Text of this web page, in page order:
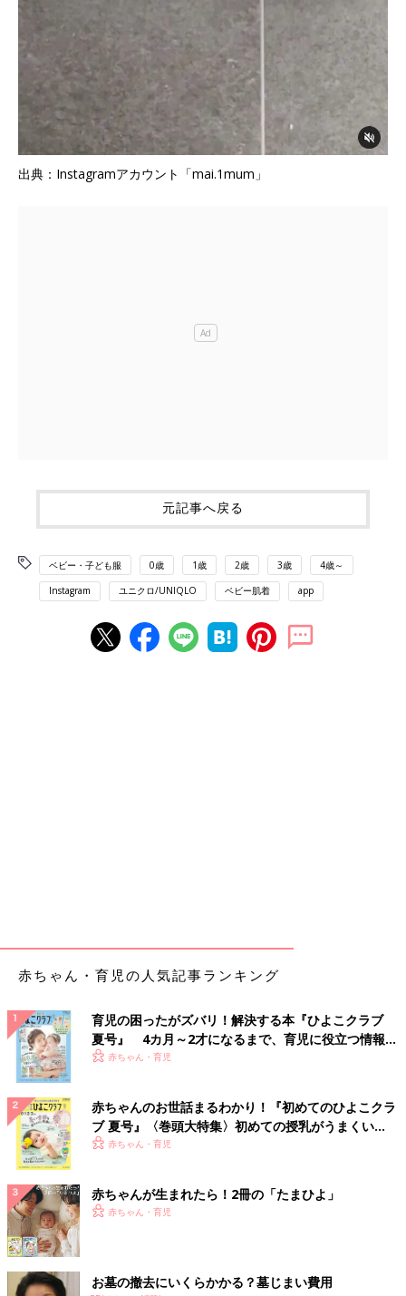
出典：Instagramアカウント「mai.1mum」
元記事へ戻る
ベビー・子ども服 0歳 1歳 2歳 3歳 4歳～
Instagram ユニクロ/UNIQLO ベビー肌着 app
赤ちゃん・育児の人気記事ランキング
育児の困ったがズバリ！解決する本『ひよこクラブ
夏号』 4カ月～2才になるまで、育児に役立つ情報が
いっぱい！
赤ちゃん・育児
赤ちゃんのお世話まるわかり！『初めてのひよこクラ
ブ 夏号』〈巻頭大特集〉初めての授乳がうまくい
く！ おっぱい・ミルクの基本と夏のトラブル 解決テ
赤ちゃん・育児
赤ちゃんが生まれたら！2冊の「たまひよ」
赤ちゃん・育児
お墓の撤去にいくらかかる？墓じまい費用